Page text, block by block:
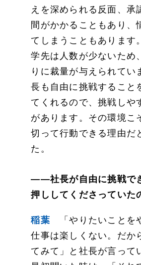
えを深められる反面、承
間がかかることもあり、
てしまうこともあります
学先は人数が少ないため
りに裁量が与えられてい
長も自由に挑戦すること
てくれるので、挑戦しや
があります。その環境こ
切って行動できる理由だ
た。
——社長が自由に挑戦で
押ししてくださっていた
稲葉 「やりたいことを
仕事は楽しくない。だか
てみて」と社長が言って